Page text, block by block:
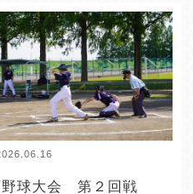
野球大会 第２回戦